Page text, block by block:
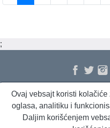
;
O nama Proizvodi i usluge
Ovaj vebsajt koristi
oglasa, analitiku i
Daljim korišćenjem